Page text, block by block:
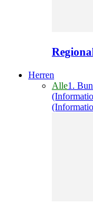
Herren
Alle1.